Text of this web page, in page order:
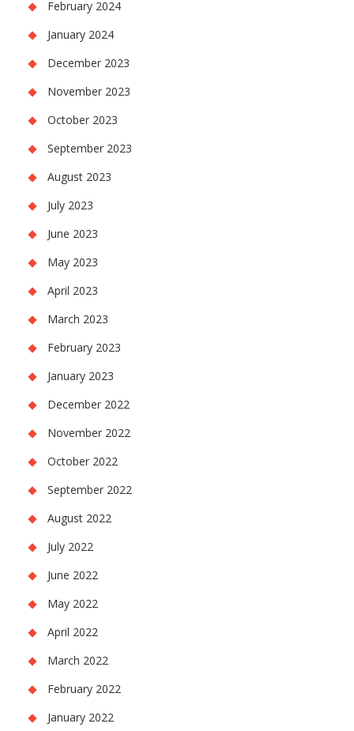
February 2024
January 2024
December 2023
November 2023
October 2023
September 2023
August 2023
July 2023
June 2023
May 2023
April 2023
March 2023
February 2023
January 2023
December 2022
November 2022
October 2022
September 2022
August 2022
July 2022
June 2022
May 2022
April 2022
March 2022
February 2022
January 2022